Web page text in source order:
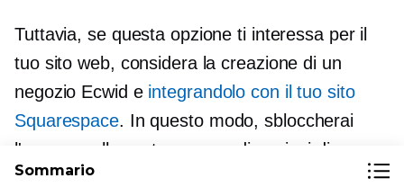
Tuttavia, se questa opzione ti interessa per il
tuo sito web, considera la creazione di un
negozio Ecwid e integrandolo con il tuo sito
Squarespace. In questo modo, sbloccherai
l'accesso alla vasta gamma di opzioni di
pagamento supportate da Ecwid, che include
Sommario